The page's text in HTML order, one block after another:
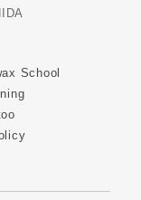
School